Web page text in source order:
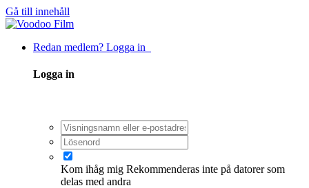
Gå till innehåll
Redan medlem? Logga in
Logga in
Kom ihåg mig Rekommenderas inte på datorer som
delas med andra